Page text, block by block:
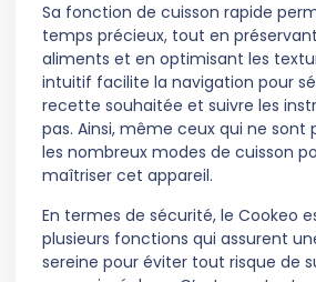
Sa fonction de cuisson rapide
temps précieux, tout en
aliments et en optimisant les
intuitif facilite la navigation pour
recette souhaitée et suivre les
pas. Ainsi, même ceux qui ne sont
les nombreux modes de cuisson
maîtriser cet appareil.
En termes de sécurité, le Cookeo
plusieurs fonctions qui assurent
sereine pour éviter tout risque de